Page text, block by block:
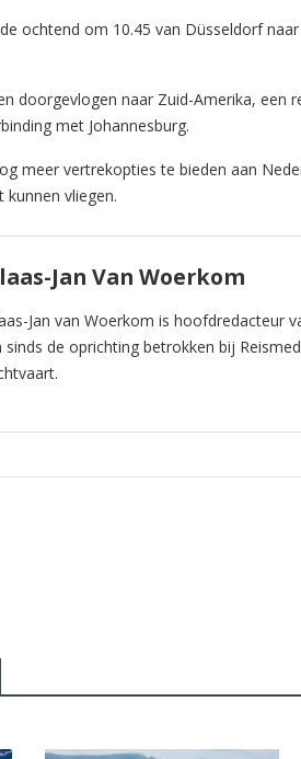
ochtend om 10.45 van Düsseldorf
doorgevlogen naar Zuid-Amerika, een
met Johannesburg.
meer vertrekopties te bieden aan
kunnen vliegen.
Jan Van Woerkom
Jan van Woerkom is hoofdredacteur
sinds de oprichting betrokken bij